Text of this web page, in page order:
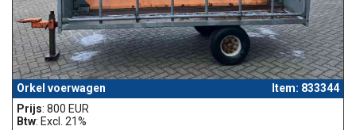
Orkel voerwagen
Item: 833344
Prijs: 800 EUR
Btw: Excl. 21%